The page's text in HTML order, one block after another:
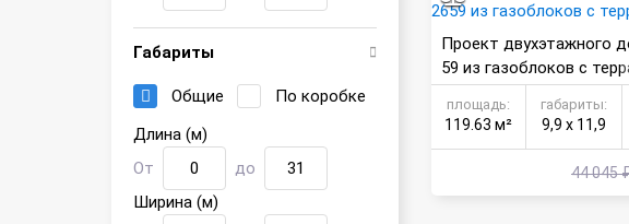
Габариты
Общие
По коробке
Длина (м)
От
до
Ширина (м)
Проект двухэтажного
59 из газоблоков с
площадь:
119.63 м²
габариты:
9,9 х 11,9
44 045